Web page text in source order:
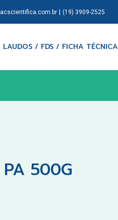
| (19) 3909-2525
LAUDOS / FDS / FICHA TÉCNICA
PA 500G